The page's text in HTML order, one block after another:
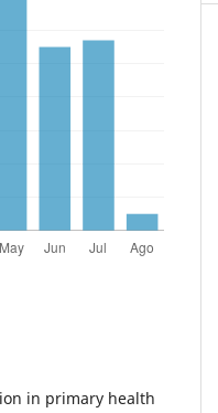
in primary health